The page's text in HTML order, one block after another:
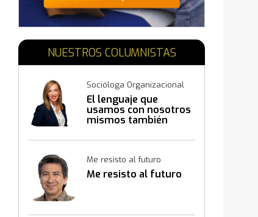
NUESTROS COLUMNISTAS
Socióloga Organizacional
El lenguaje que
usamos con nosotros
mismos también
Me resisto al futuro
Me resisto al futuro